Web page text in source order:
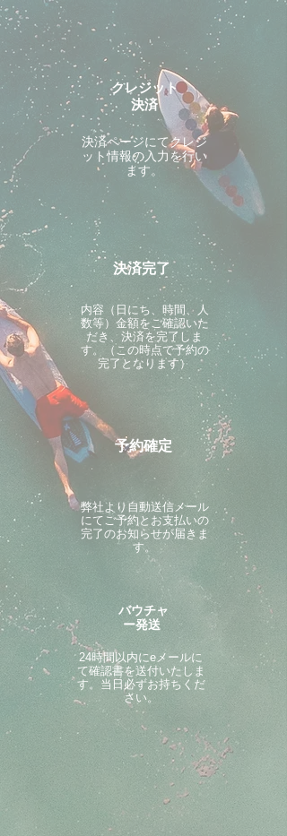
クレジット
決済
決済ページにてクレジ
ット情報の入力を行い
ます。
決済完了
内容（日にち、時間、人
数等）金額をご確認いた
だき、決済を完了しま
す。（この時点で予約の
完了となります）
予約確定
​弊社より自動送信メール
にてご予約とお支払いの
完了のお知らせが届きま
す。
バウチャ
ー発送
24時間以内にeメールに
て確認書を送付いたしま
す。当日必ずお持ちくだ
さい。